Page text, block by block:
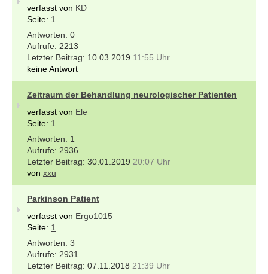
verfasst von KD
Seite: 1
0
2213
10.03.2019 11:55 Uhr
keine Antwort
Zeitraum der Behandlung neurologischer Patienten
verfasst von Ele
Seite: 1
1
2936
30.01.2019 20:07 Uhr
von xxu
Parkinson Patient
verfasst von Ergo1015
Seite: 1
3
2931
07.11.2018 21:39 Uhr